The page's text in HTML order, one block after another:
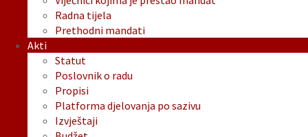
Radna tijela
Prethodni mandati
Akti
Statut
Poslovnik o radu
Propisi
Platforma djelovanja po sazivu
Izvještaji